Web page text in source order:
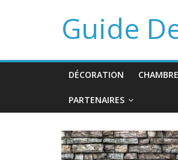
Guide
DÉCORATION CHAMBRE
PARTENAIRES